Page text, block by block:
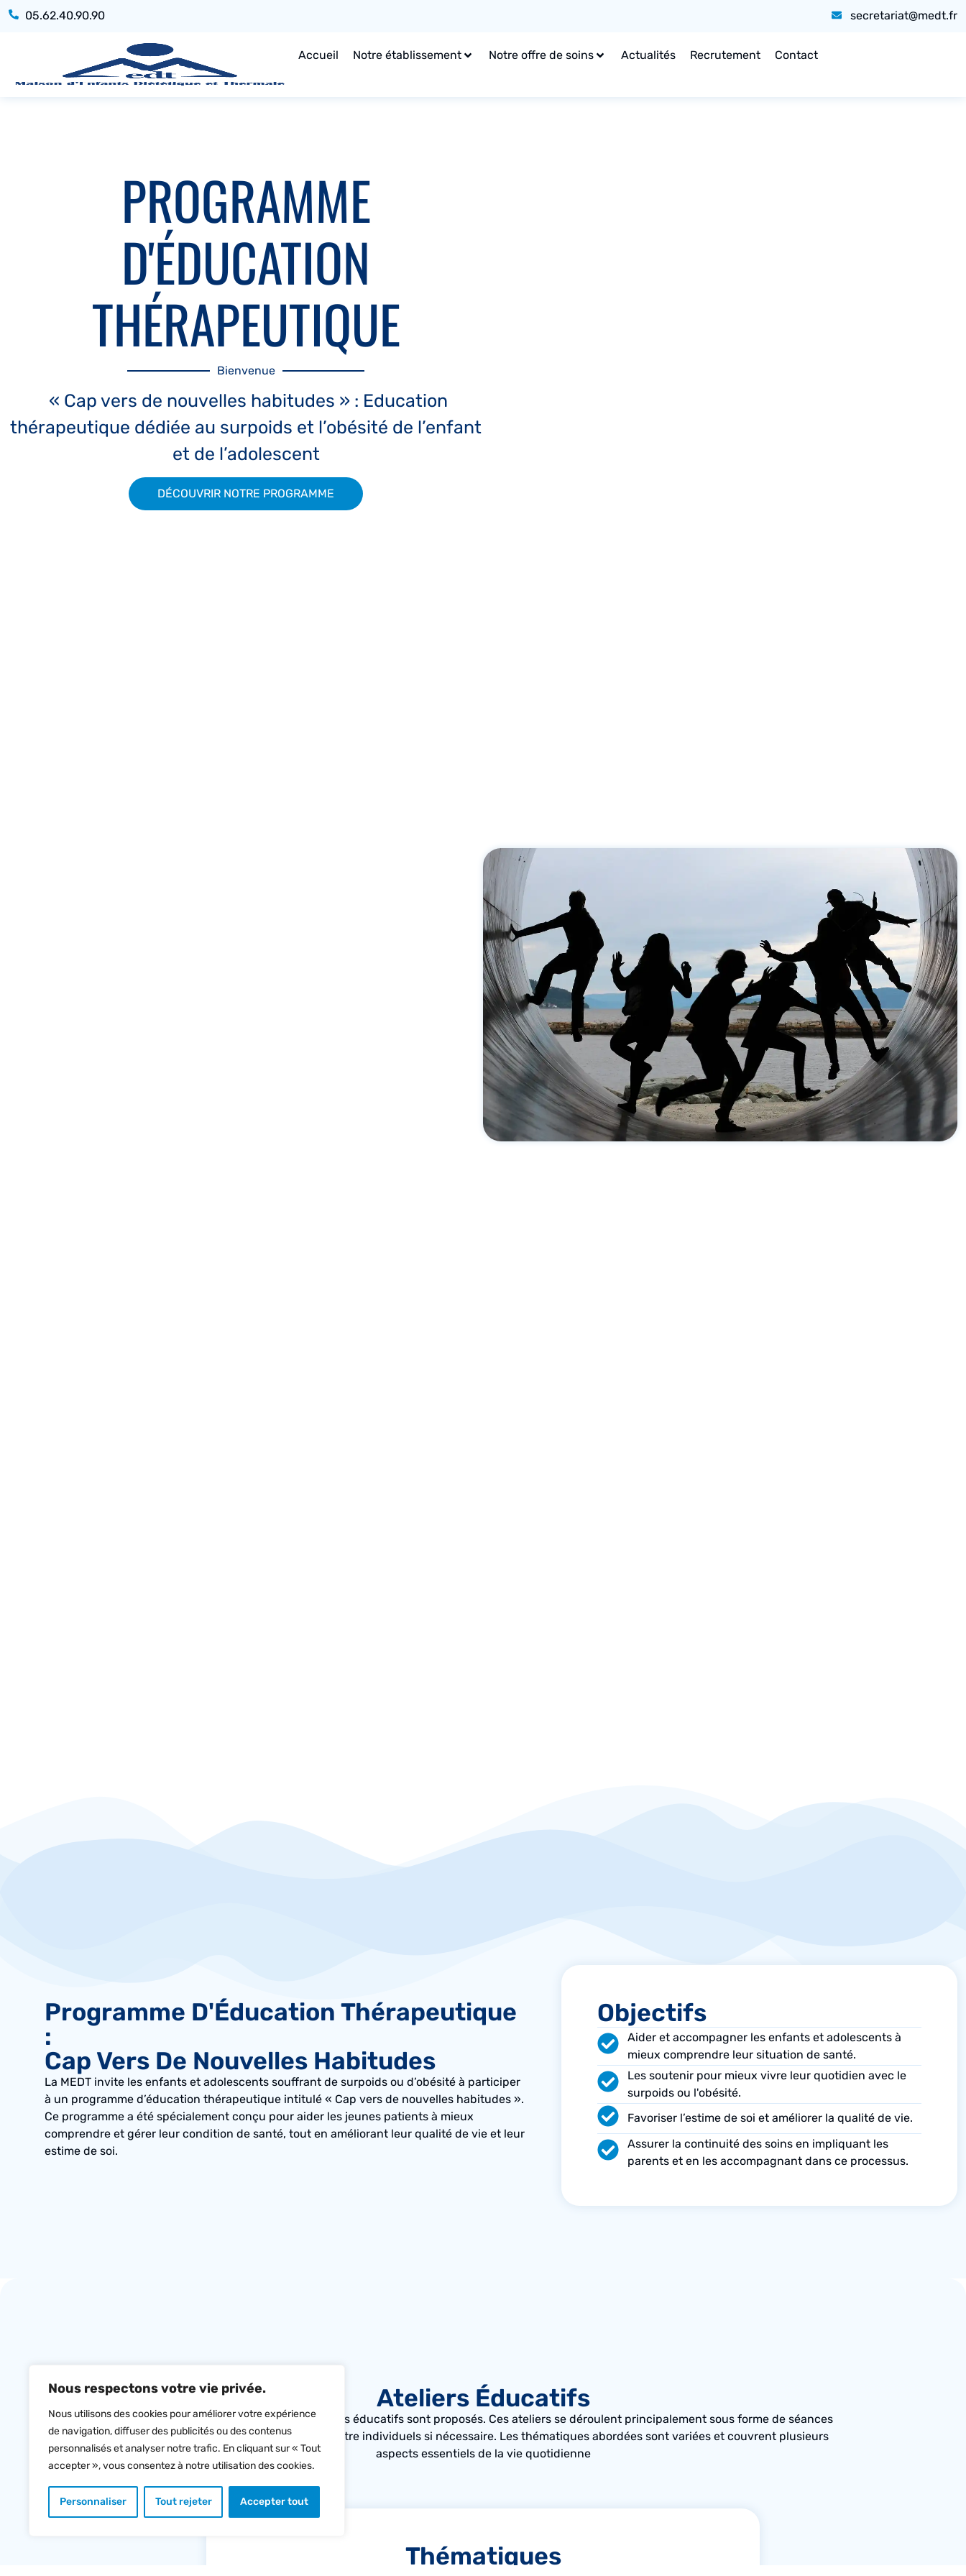
Nous respectons votre vie privée.
Nous utilisons des cookies pour améliorer votre expérience
de navigation, diffuser des publicités ou des contenus
personnalisés et analyser notre trafic. En cliquant sur « Tout
accepter », vous consentez à notre utilisation des cookies.
Personnaliser Tout rejeter Accepter tout
05.62.40.90.90 secretariat@medt.fr
Accueil Notre établissement Notre offre de soins Actualités Recrutement Contact
PROGRAMME
D'ÉDUCATION
THÉRAPEUTIQUE
Bienvenue
« Cap vers de nouvelles habitudes » : Education
thérapeutique dédiée au surpoids et l’obésité de l’enfant
et de l’adolescent
DÉCOUVRIR NOTRE PROGRAMME
Programme D'Éducation Thérapeutique
:
Cap Vers De Nouvelles Habitudes
La MEDT invite les enfants et adolescents souffrant de surpoids ou d’obésité à participer
à un programme d’éducation thérapeutique intitulé « Cap vers de nouvelles habitudes ».
Ce programme a été spécialement conçu pour aider les jeunes patients à mieux
comprendre et gérer leur condition de santé, tout en améliorant leur qualité de vie et leur
estime de soi.
Objectifs
Aider et accompagner les enfants et adolescents à
mieux comprendre leur situation de santé.
Les soutenir pour mieux vivre leur quotidien avec le
surpoids ou l'obésité.
Favoriser l’estime de soi et améliorer la qualité de vie.
Assurer la continuité des soins en impliquant les
parents et en les accompagnant dans ce processus.
Ateliers Éducatifs
Pour atteindre ces objectifs, des ateliers éducatifs sont proposés. Ces ateliers se déroulent principalement sous forme de séances
collectives, mais peuvent également être individuels si nécessaire. Les thématiques abordées sont variées et couvrent plusieurs
aspects essentiels de la vie quotidienne
Thématiques